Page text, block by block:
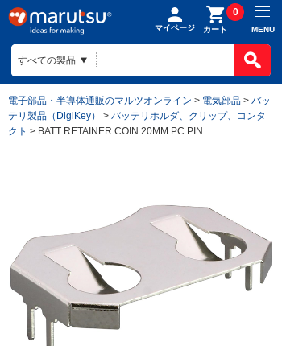
マイページ カート
0
MENU
電子部品・半導体通販のマルツオンライン > 電気部品 > バッ
テリ製品（DigiKey）
> バッテリホルダ、クリップ、コンタ
クト > BATT RETAINER COIN 20MM PC PIN